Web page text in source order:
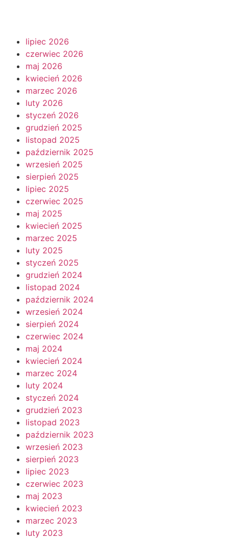
lipiec 2026
czerwiec 2026
maj 2026
kwiecień 2026
marzec 2026
luty 2026
styczeń 2026
grudzień 2025
listopad 2025
październik 2025
wrzesień 2025
sierpień 2025
lipiec 2025
czerwiec 2025
maj 2025
kwiecień 2025
marzec 2025
luty 2025
styczeń 2025
grudzień 2024
listopad 2024
październik 2024
wrzesień 2024
sierpień 2024
czerwiec 2024
maj 2024
kwiecień 2024
marzec 2024
luty 2024
styczeń 2024
grudzień 2023
listopad 2023
październik 2023
wrzesień 2023
sierpień 2023
lipiec 2023
czerwiec 2023
maj 2023
kwiecień 2023
marzec 2023
luty 2023